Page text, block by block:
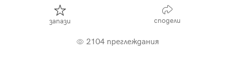
запази сподели
2104 преглеждания